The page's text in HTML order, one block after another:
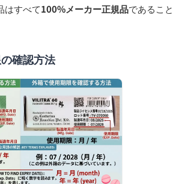
はすべて100%メーカー正規品であること
確認方法